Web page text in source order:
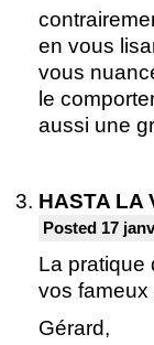
en vous
vous
le
aussi une
HASTA LA
Posted 17
La pratique
vos fameux
Gérard,